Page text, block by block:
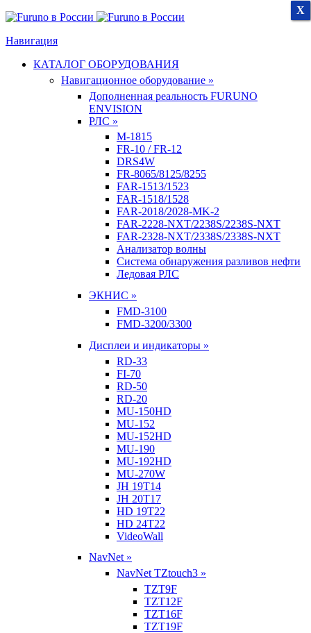
Навигация
КАТАЛОГ ОБОРУДОВАНИЯ
Навигационное оборудование »
Дополненная реальность FURUNO
ENVISION
РЛС »
M-1815
FR-10 / FR-12
DRS4W
FR-8065/8125/8255
FAR-1513/1523
FAR-1518/1528
FAR-2018/2028-MK-2
FAR-2228-NXT/2238S/2238S-NXT
FAR-2328-NXT/2338S/2338S-NXT
Анализатор волны
Система обнаружения разливов нефти
Ледовая РЛС
ЭКНИС »
FMD-3100
FMD-3200/3300
Дисплеи и индикаторы »
RD-33
FI-70
RD-50
RD-20
MU-150HD
MU-152
MU-152HD
MU-190
MU-192HD
MU-270W
JH 19T14
JH 20T17
HD 19T22
HD 24T22
VideoWall
NavNet »
NavNet TZtouch3 »
TZT9F
TZT12F
TZT16F
TZT19F
X
X
X